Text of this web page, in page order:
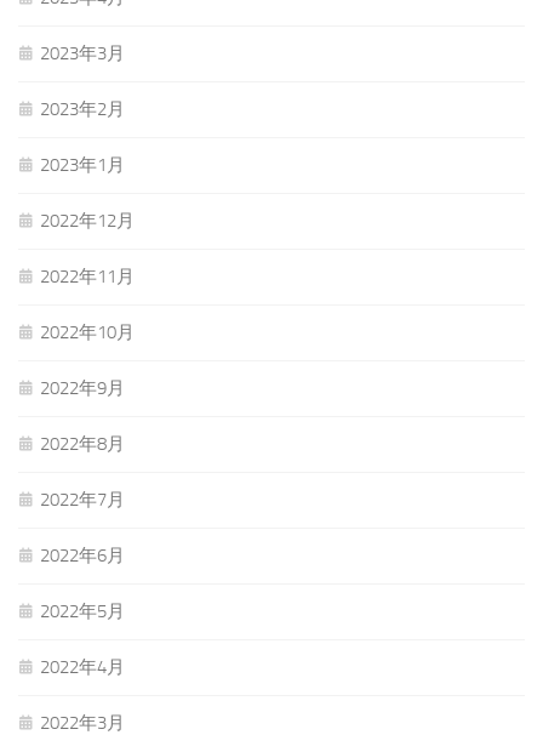
2023年3月
2023年2月
2023年1月
2022年12月
2022年11月
2022年10月
2022年9月
2022年8月
2022年7月
2022年6月
2022年5月
2022年4月
2022年3月